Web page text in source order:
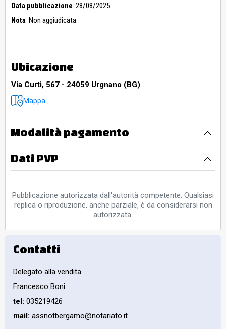
Data pubblicazione 28/08/2025
Nota Non aggiudicata
Ubicazione
Via Curti, 567 - 24059 Urgnano (BG)
Mappa
Modalità pagamento
Dati PVP
Pubblicazione autorizzata dall'autorità competente. Qualsiasi
replica o riproduzione, anche parziale, è da considerarsi non
autorizzata.
Contatti
Delegato alla vendita
Francesco Boni
tel: 035219426
mail: assnotbergamo@notariato.it